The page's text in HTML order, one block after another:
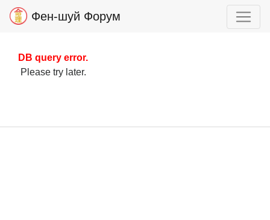
Фен-шуй Форум
DB query error.
Please try later.